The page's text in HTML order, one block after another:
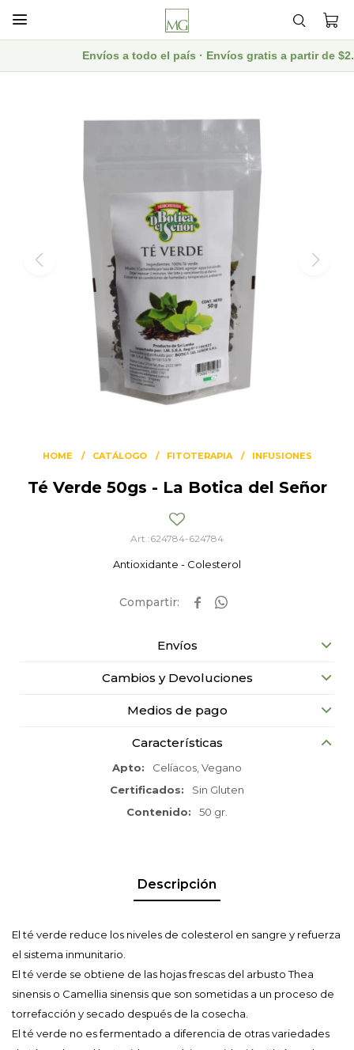

Envíos a todo el país · Envíos gratis a partir de
HOME CATÁLOGO FITOTERAPIA INFUSIONES
Té Verde 50gs - La Botica del Señor
624784-624784
Antioxidante - Colesterol
 
Envíos
Cambios y Devoluciones
Medios de pago
Características
Apto
Celíacos, Vegano
Certificados
Sin Gluten
Contenido
50 gr.
Descripción
El té verde reduce los niveles de colesterol en sangre y refuerza
el sistema inmunitario.
El té verde se obtiene de las hojas frescas del arbusto Thea
sinensis o Camellia sinensis que son sometidas a un proceso de
torrefacción y secado después de la cosecha.
El té verde no es fermentado a diferencia de otras variedades